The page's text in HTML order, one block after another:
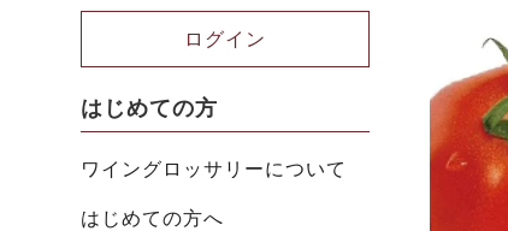
ログイン
はじめての方
ワイングロッサリーについて
はじめての方へ